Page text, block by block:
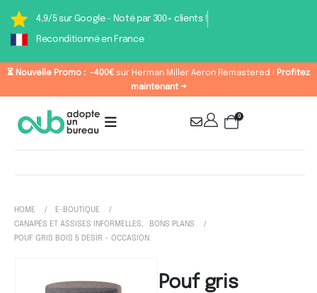
4,9/5 sur Google - Noté par 300+ clients !
Reconditionné en France
⏳ Nouvelle Promo : -400€ sur Herman Miller Aeron Remastered ! Profitez
maintenant →
0
HOME
E-BOUTIQUE
CANAPÉS ET ASSISES INFORMELLES,
BONS PLANS
POUF GRIS BOIS 5 DESIR – OCCASION
Pouf gris